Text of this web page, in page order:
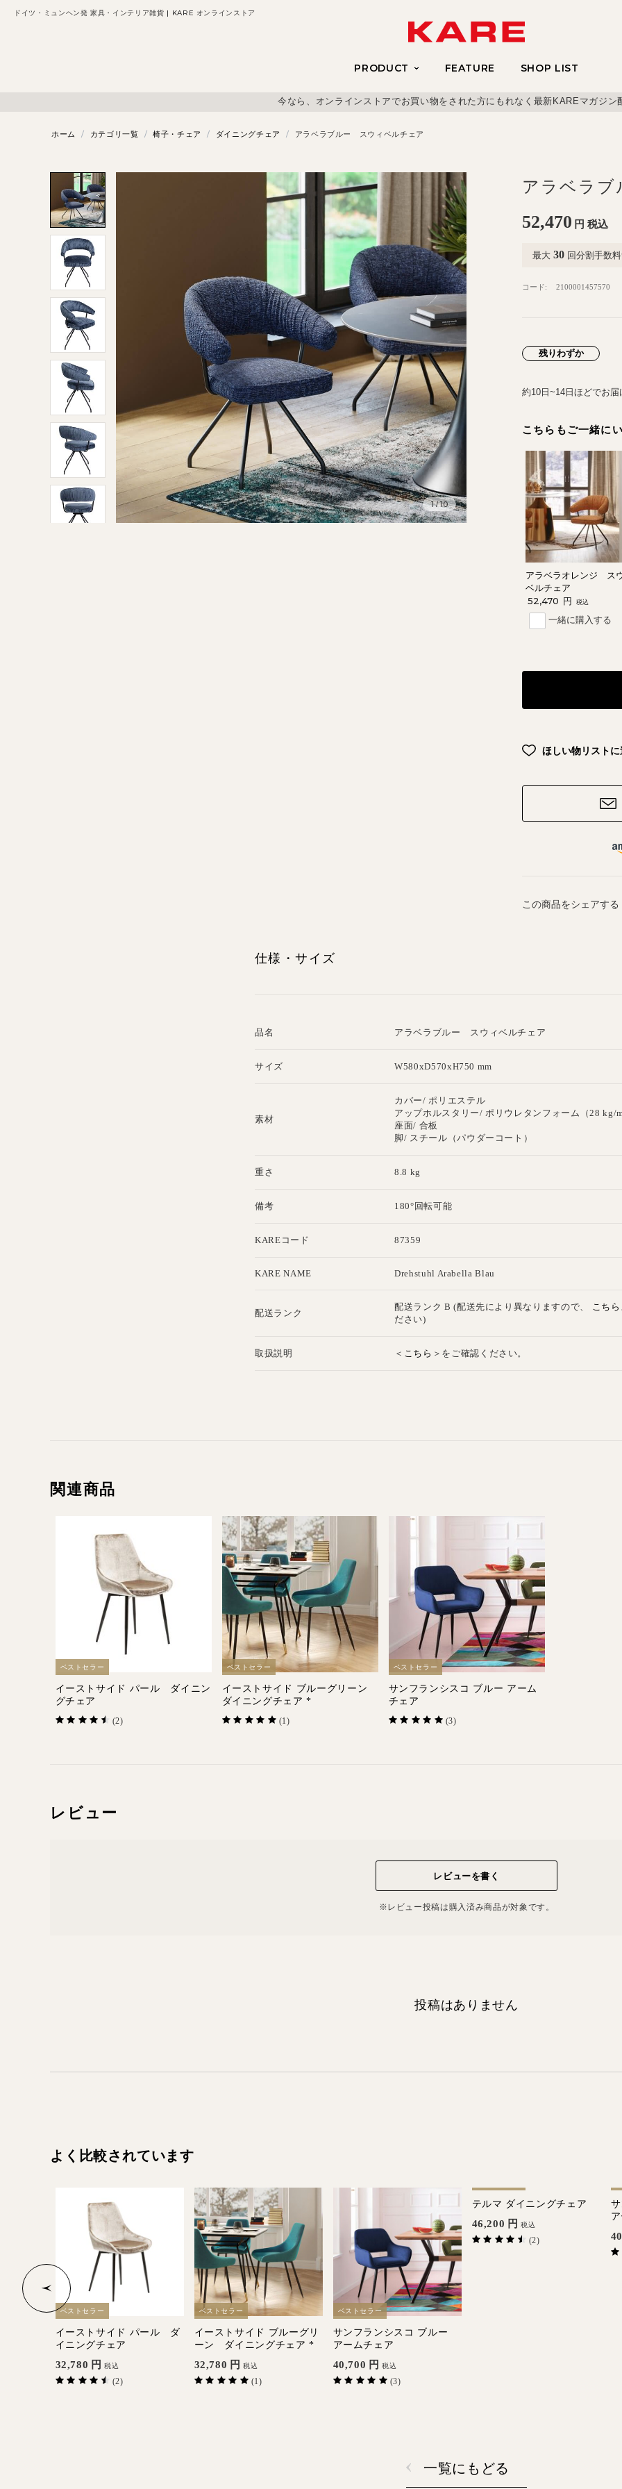
ドイツ・ミュンヘン発 家具・インテリア雑貨 | KARE オンラインストア
PRODUCT FEATURE SHOP LIST
今なら、オンラインストアでお買い物をされた方にもれなく最新KAREマガジン
ホーム / カテゴリ一覧 / 椅子・チェア / ダイニングチェア / アラベラブルー スウィベルチェア
1/10
アラベラ
52,470 円 税込
最大 30 回分割手数
コード: 2100001457570
残りわずか
約10日~14日ほどでお届
こちらもご一緒に
アラベラオレンジ ス
ベルチェア
52,470 円 税込
一緒に購入する
ほしい物リストに
この商品をシェアする
仕様・サイズ
品名 アラベラブルー スウィベルチェア
サイズ W580xD570xH750 mm
素材
カバー/ ポリエステル
アップホルスタリー/ ポリウレタンフォーム（28 kg/
座面/ 合板
脚/ スチール（パウダーコート）
重さ 8.8 kg
備考 180°回転可能
KAREコード 87359
KARE NAME Drehstuhl Arabella Blau
配送ランク
配送ランク B (配送先により異なりますので、 こちら
ださい)
取扱説明 ＜ こちら ＞をご確認ください。
関連商品
ベストセラー
イーストサイド パール ダイニン
グチェア
(2)
ベストセラー
イーストサイド ブルーグリーン
ダイニングチェア *
(1)
ベストセラー
サンフランシスコ ブルー アーム
チェア
(3)
レビュー
レビューを書く
※レビュー投稿は購⼊済み商品が対象です。
投稿はありません
よく比較されています
ベストセラー
イーストサイド パール ダ
イニングチェア
32,780 円 税込
(2)
ベストセラー
イーストサイド ブルーグリ
ーン ダイニングチェア *
32,780 円 税込
(1)
ベストセラー
サンフランシスコ ブルー
アームチェア
40,700 円 税込
(3)
テルマ ダイニングチェア
46,200 円 税込
(2)
一覧にもどる